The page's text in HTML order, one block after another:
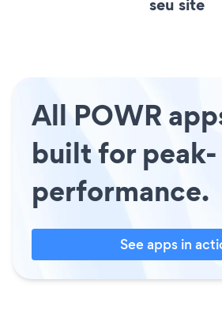
seu site
All POWR
built for peak-
performance.
See apps in